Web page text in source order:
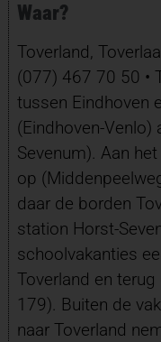
Waar?
Toverland,
(077) 467 70 50 •
tussen Eindhoven
(Eindhoven-Venlo)
Sevenum). Aan
op
daar de borden
station Horst-
schoolvakanties
Toverland en
179). Buiten de
naar Toverland